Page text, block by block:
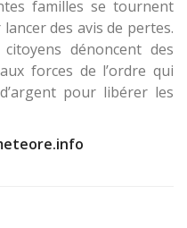
familles se tournent
des avis de pertes.
dénoncent des
forces de l’ordre qui
pour libérer les